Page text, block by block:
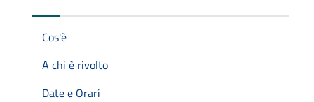
Cos'è
A chi è rivolto
Date e Orari